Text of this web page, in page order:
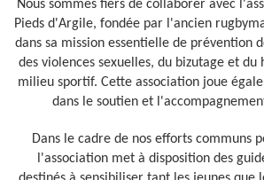
Nous sommes fiers de collaborer avec
Pieds d'Argile, fondée par l'ancien
dans sa mission essentielle de prévention
des violences sexuelles, du bizutage et
milieu sportif. Cette association joue
dans le soutien et
Dans le cadre de nos efforts communs
l'association met à disposition des